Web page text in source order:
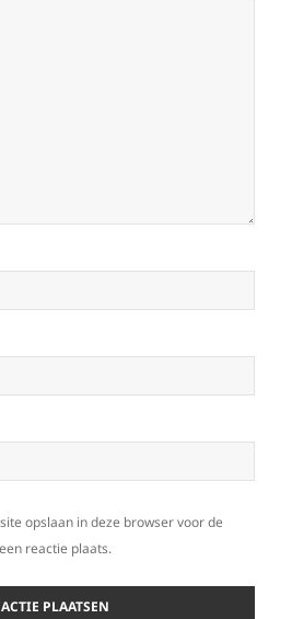
opslaan in deze browser voor de
reactie plaats.